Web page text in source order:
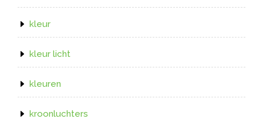
kleur
kleur licht
kleuren
kroonluchters